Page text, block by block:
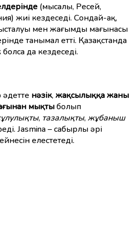
(мысалы, Ресей,
жиі кездеседі. Сондай-ақ,
мен жағымды мағынасы
танымал етті. Қазақстанда
да кездеседі.
әдетте нәзік,жақсылыққа жаны
мықтыболып
, тазалықты,жұбаныш
Jasmina – сабырлы әрі
елестетеді.